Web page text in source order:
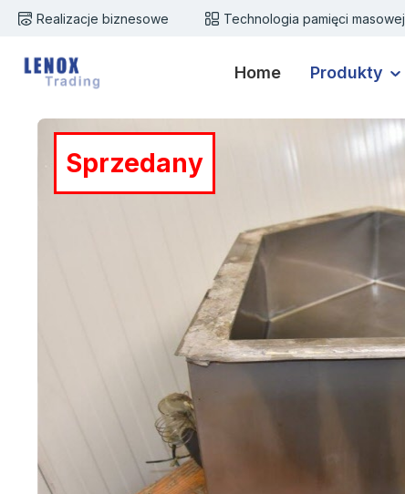
do głównej zawartości
Przejdź do wyszukiwania
Przejdź do głównej nawigacji
Realizacje biznesowe Technologia pamięci masowej
Home Produkty
Sprzedany
Pomiń galerię zdjęć